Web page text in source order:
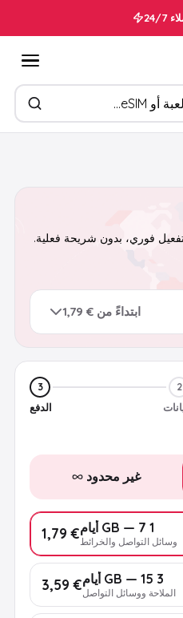
24/7
ابتداءً من € 1,79
2
3
الدفع
غير محدود
1 GB — 7 أيام
وسائل التواصل والخرائط € 1,79
3 GB — 15 أيام
الملاحة ووسائل التواصل€ 3,59